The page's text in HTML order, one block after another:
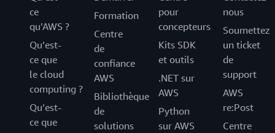
ce
qu’AWS ?
Qu’est-
ce que
le cloud
computing ?
Qu’est-
ce que
Formation
Centre
de
confiance
AWS
Bibliothèque
de
solutions
pour
concepteurs
Kits SDK
et outils
.NET sur
AWS
Python
sur AWS
nous
Soumettez
un ticket
de
support
AWS
re:Post
Centre